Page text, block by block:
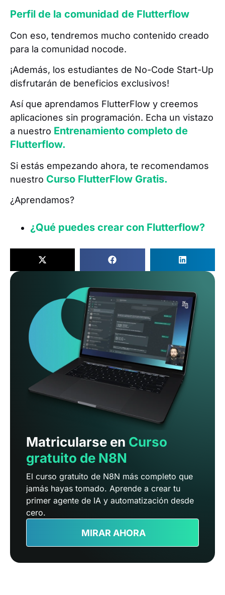
Perfil de la comunidad de Flutterflow
Con eso, tendremos mucho contenido creado
para la comunidad nocode.
¡Además, los estudiantes de No-Code Start-Up
disfrutarán de beneficios exclusivos!
Así que aprendamos FlutterFlow y creemos
aplicaciones sin programación. Echa un vistazo
a nuestro Entrenamiento completo de
Flutterflow.
Si estás empezando ahora, te recomendamos
nuestro Curso FlutterFlow Gratis.
¿Aprendamos?
¿Qué puedes crear con Flutterflow?
Matricularse en Curso
gratuito de N8N
El curso gratuito de N8N más completo que
jamás hayas tomado. Aprende a crear tu
primer agente de IA y automatización desde
cero.
MIRAR AHORA